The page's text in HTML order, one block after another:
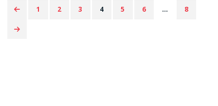
Paginação
1 2 3 4 5 6 … 8